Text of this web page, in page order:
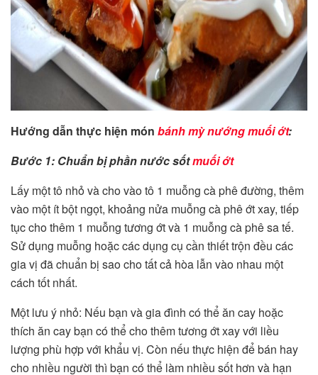
Hướng dẫn thực hiện món bánh mỳ nướng muối ớt:
Bước 1: Chuẩn bị phần nước sốtmuối ớt
Lấy một tô nhỏ và cho vào tô 1 muỗng cà phê đường, thêm
vào một ít bột ngọt, khoảng nửa muỗng cà phê ớt xay, tiếp
tục cho thêm 1 muỗng tương ớt và 1 muỗng cà phê sa tế.
Sử dụng muỗng hoặc các dụng cụ cần thiết trộn đều các
gia vị đã chuẩn bị sao cho tất cả hòa lẫn vào nhau một
cách tốt nhất.
Một lưu ý nhỏ: Nếu bạn và gia đình có thể ăn cay hoặc
thích ăn cay bạn có thể cho thêm tương ớt xay với liều
lượng phù hợp với khẩu vị. Còn nếu thực hiện để bán hay
cho nhiều người thì bạn có thể làm nhiều sốt hơn và hạn